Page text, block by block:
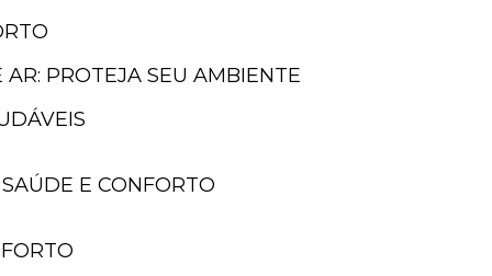
AR: PROTEJA SEU AMBIENTE
E CONFORTO